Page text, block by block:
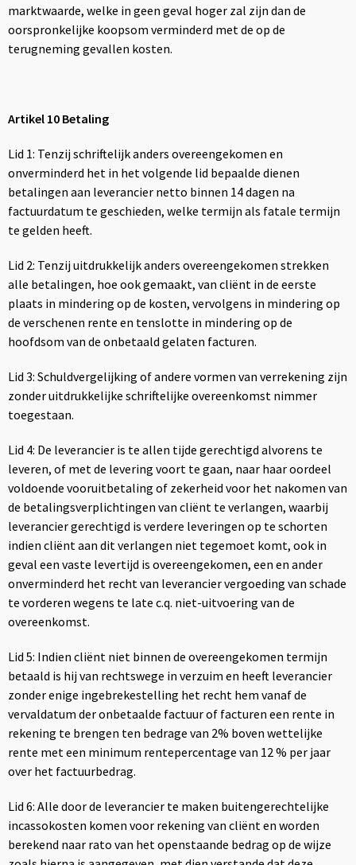
marktwaarde, welke in geen geval hoger zal zijn dan de
oorspronkelijke koopsom verminderd met de op de
terugneming gevallen kosten.
Artikel 10 Betaling
Lid 1: Tenzij schriftelijk anders overeengekomen en
onverminderd het in het volgende lid bepaalde dienen
betalingen aan leverancier netto binnen 14 dagen na
factuurdatum te geschieden, welke termijn als fatale termijn
te gelden heeft.
Lid 2: Tenzij uitdrukkelijk anders overeengekomen strekken
alle betalingen, hoe ook gemaakt, van cliënt in de eerste
plaats in mindering op de kosten, vervolgens in mindering op
de verschenen rente en tenslotte in mindering op de
hoofdsom van de onbetaald gelaten facturen.
Lid 3: Schuldvergelijking of andere vormen van verrekening zijn
zonder uitdrukkelijke schriftelijke overeenkomst nimmer
toegestaan.
Lid 4: De leverancier is te allen tijde gerechtigd alvorens te
leveren, of met de levering voort te gaan, naar haar oordeel
voldoende vooruitbetaling of zekerheid voor het nakomen van
de betalingsverplichtingen van cliënt te verlangen, waarbij
leverancier gerechtigd is verdere leveringen op te schorten
indien cliënt aan dit verlangen niet tegemoet komt, ook in
geval een vaste levertijd is overeengekomen, een en ander
onverminderd het recht van leverancier vergoeding van schade
te vorderen wegens te late c.q. niet-uitvoering van de
overeenkomst.
Lid 5: Indien cliënt niet binnen de overeengekomen termijn
betaald is hij van rechtswege in verzuim en heeft leverancier
zonder enige ingebrekestelling het recht hem vanaf de
vervaldatum der onbetaalde factuur of facturen een rente in
rekening te brengen ten bedrage van 2% boven wettelijke
rente met een minimum rentepercentage van 12 % per jaar
over het factuurbedrag.
Lid 6: Alle door de leverancier te maken buitengerechtelijke
incassokosten komen voor rekening van cliënt en worden
berekend naar rato van het openstaande bedrag op de wijze